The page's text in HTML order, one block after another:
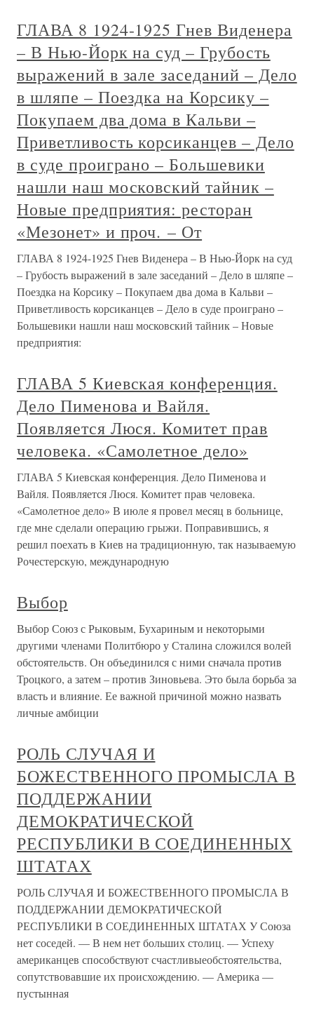
ГЛАВА 8 1924-1925 Гнев Виденера
– В Нью-Йорк на суд – Грубость
выражений в зале заседаний – Дело
в шляпе – Поездка на Корсику –
Покупаем два дома в Кальви –
Приветливость корсиканцев – Дело
в суде проиграно – Большевики
нашли наш московский тайник –
Новые предприятия: ресторан
«Мезонет» и проч. – От
ГЛАВА 8 1924-1925 Гнев Виденера – В Нью-Йорк на суд
– Грубость выражений в зале заседаний – Дело в шляпе –
Поездка на Корсику – Покупаем два дома в Кальви –
Приветливость корсиканцев – Дело в суде проиграно –
Большевики нашли наш московский тайник – Новые
предприятия:
ГЛАВА 5 Киевская конференция.
Дело Пименова и Вайля.
Появляется Люся. Комитет прав
человека. «Самолетное дело»
ГЛАВА 5 Киевская конференция. Дело Пименова и
Вайля. Появляется Люся. Комитет прав человека.
«Самолетное дело» В июле я провел месяц в больнице,
где мне сделали операцию грыжи. Поправившись, я
решил поехать в Киев на традиционную, так называемую
Рочестерскую, международную
Выбор
Выбор Союз с Рыковым, Бухариным и некоторыми
другими членами Политбюро у Сталина сложился волей
обстоятельств. Он объединился с ними сначала против
Троцкого, а затем – против Зиновьева. Это была борьба за
власть и влияние. Ее важной причиной можно назвать
личные амбиции
РОЛЬ СЛУЧАЯ И
БОЖЕСТВЕННОГО ПРОМЫСЛА В
ПОДДЕРЖАНИИ
ДЕМОКРАТИЧЕСКОЙ
РЕСПУБЛИКИ В СОЕДИНЕННЫХ
ШТАТАХ
РОЛЬ СЛУЧАЯ И БОЖЕСТВЕННОГО ПРОМЫСЛА В
ПОДДЕРЖАНИИ ДЕМОКРАТИЧЕСКОЙ
РЕСПУБЛИКИ В СОЕДИНЕННЫХ ШТАТАХ У Союза
нет соседей. — В нем нет больших столиц. — Успеху
американцев способствуют счастливыеобстоятельства,
сопутствовавшие их происхождению. — Америка —
пустынная